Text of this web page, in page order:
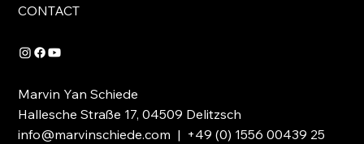
CONTACT
Marvin Yan Schiede
Hallesche Straße 17, 04509 Delitzsch
info@marvinschiede.com | +49 (0) 1556 00439 25